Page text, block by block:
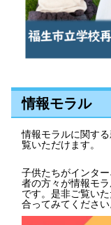
情報モラル
情報モラルに関す
覧いただけます。
子供たちがインタ
者の方々が情報モ
です。是非ご覧い
合ってみてください